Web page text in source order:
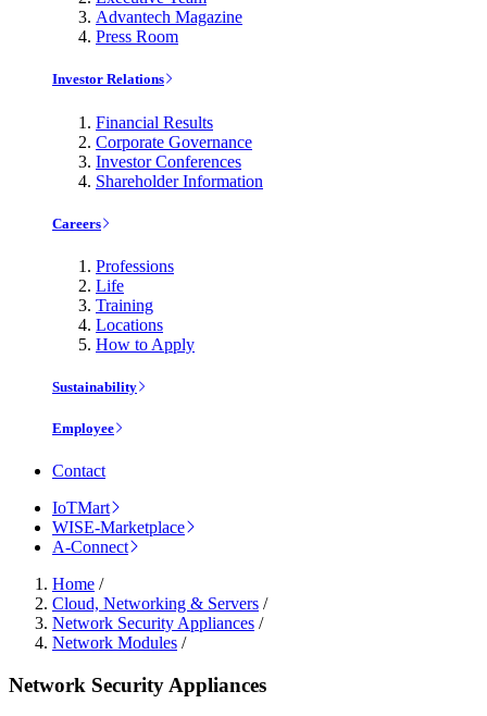
Advantech Magazine
Press Room
Investor Relations
Financial Results
Corporate Governance
Investor Conferences
Shareholder Information
Careers
Professions
Life
Training
Locations
How to Apply
Sustainability
Employee
Contact
IoTMart
WISE-Marketplace
A-Connect
Home /
Cloud, Networking & Servers /
Network Security Appliances /
Network Modules /
Network Security Appliances